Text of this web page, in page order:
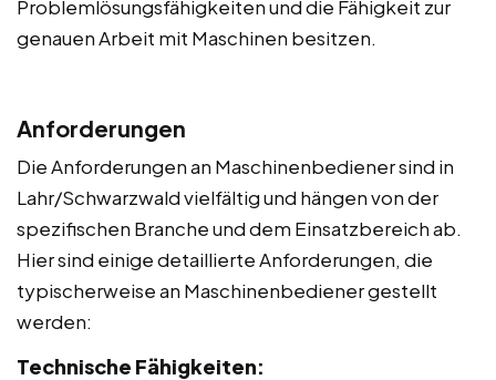
Problemlösungsfähigkeiten und die Fähigkeit zur
genauen Arbeit mit Maschinen besitzen.
Anforderungen
Die Anforderungen an Maschinenbediener sind in
Lahr/Schwarzwald vielfältig und hängen von der
spezifischen Branche und dem Einsatzbereich ab.
Hier sind einige detaillierte Anforderungen, die
typischerweise an Maschinenbediener gestellt
werden:
Technische Fähigkeiten: